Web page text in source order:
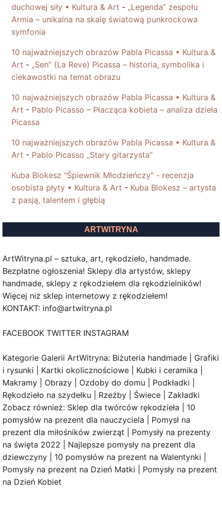
duchowej siły • Kultura & Art - „Legenda” zespołu
Armia – unikalna na skalę światową punkrockowa
symfonia
10 najważniejszych obrazów Pabla Picassa • Kultura &
Art - „Sen” (La Reve) Picassa – historia, symbolika i
ciekawostki na temat obrazu
10 najważniejszych obrazów Pabla Picassa • Kultura &
Art - Pablo Picasso – Płacząca kobieta – analiza dzieła
Picassa
10 najważniejszych obrazów Pabla Picassa • Kultura &
Art - Pablo Picasso „Stary gitarzysta”
Kuba Blokesz "Śpiewnik Młodzieńczy" - recenzja
osobista płyty • Kultura & Art - Kuba Blokesz – artysta
z pasją, talentem i głębią
ARTWITRYNA
ArtWitryna.pl – sztuka, art, rękodzieło, handmade.
Bezpłatne ogłoszenia! Sklepy dla artystów, sklepy
handmade, sklepy z rękodziełem dla rękodzielników!
Więcej niż sklep internetowy z rękodziełem!
KONTAKT: info@artwitryna.pl
FACEBOOK TWITTER INSTAGRAM
Kategorie Galerii ArtWitryna: Biżuteria handmade | Grafiki
i rysunki | Kartki okolicznościowe | Kubki i ceramika |
Makramy | Obrazy | Ozdoby do domu | Podkładki |
Rękodzieło na szydełku | Rzeźby | Świece | Zakładki
Zobacz również: Sklep dla twórców rękodzieła | 10
pomysłów na prezent dla nauczyciela | Pomysł na
prezent dla miłośników zwierząt | Pomysły na prezenty
na święta 2022 | Najlepsze pomysły na prezent dla
dziewczyny | 10 pomysłów na prezent na Walentynki |
Pomysły na prezent na Dzień Matki | Pomysły na prezent
na Dzień Kobiet